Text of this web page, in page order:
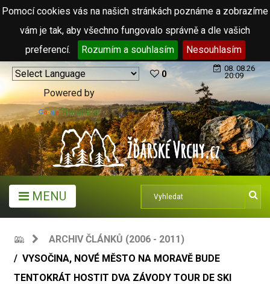
Pomocí cookies vás na našich stránkách poznáme a zobrazíme
vám je tak, aby všechno fungovalo správně a dle vašich
preferencí.
Rozumím a souhlasím Nesouhlasím
Powered by
Translate
0
08. 08.26
20:09
MENU
ARCHIV ČLÁNKŮ (2006 - 2011)
VYSOČINA, NOVÉ MĚSTO NA MORAVĚ BUDE
TENTOKRÁT HOSTIT DVA ZÁVODY TOUR DE SKI